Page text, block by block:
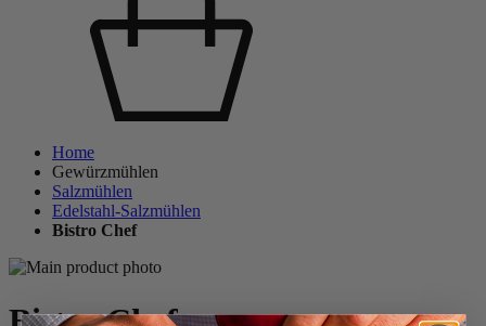
Home
Gewürzmühlen
Salzmühlen
Edelstahl-Salzmühlen
Bistro Chef